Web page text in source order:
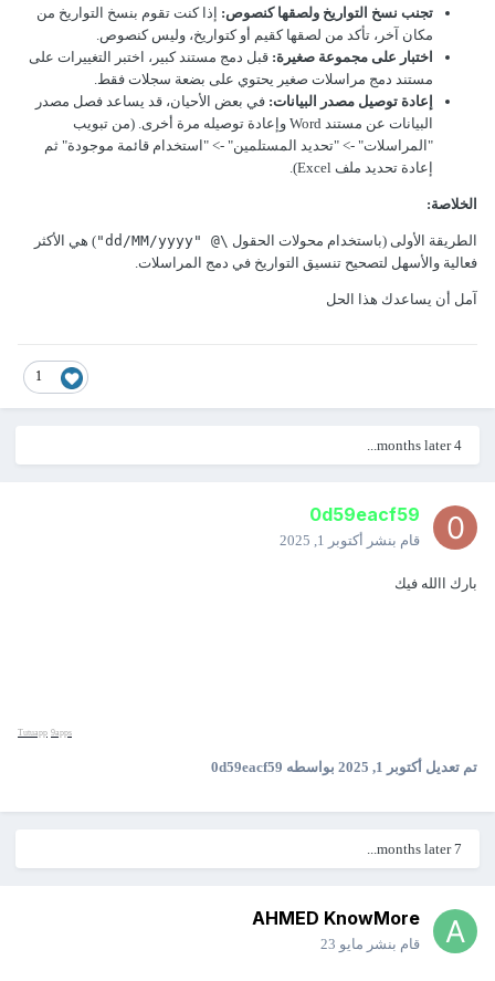
تجنب نسخ التواريخ ولصقها كنصوص:إذا كنت تقوم بنسخ التواريخ من
مكان آخر، تأكد من لصقها كقيم أو كتواريخ، وليس كنصوص.
اختبار على مجموعة صغيرة:قبل دمج مستند كبير، اختبر التغييرات على
مستند دمج مراسلات صغير يحتوي على بضعة سجلات فقط.
إعادة توصيل مصدر البيانات:في بعض الأحيان، قد يساعد فصل مصدر
البيانات عن مستند Word وإعادة توصيله مرة أخرى. (من تبويب
"المراسلات" -> "تحديد المستلمين" -> "استخدام قائمة موجودة" ثم
إعادة تحديد ملف Excel).
الخلاصة:
الطريقة الأولى (باستخدام محولات الحقول \@ "dd/MM/yyyy"
) هي الأكثر
فعالية والأسهل لتصحيح تنسيق التواريخ في دمج المراسلات.
آمل أن يساعدك هذا الحل
1
4 months later...
0d59eacf59
قام بنشر أكتوبر 1, 2025
بارك االله فيك
Tutuapp 9apps
تم تعديل أكتوبر 1, 2025 بواسطه 0d59eacf59
7 months later...
AHMED KnowMore
قام بنشر مايو 23